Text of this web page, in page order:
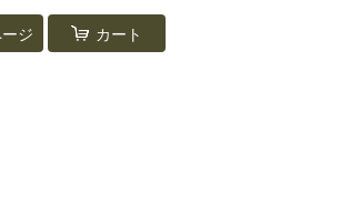
ジ カート